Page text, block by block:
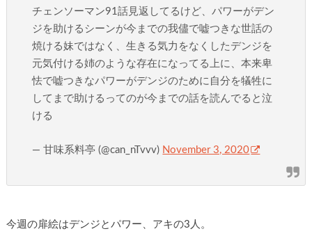
チェンソーマン91話見返してるけど、パワーがデン
ジを助けるシーンが今までの我儘で嘘つきな世話の
焼ける妹ではなく、生きる気力をなくしたデンジを
元気付ける姉のような存在になってる上に、本来卑
怯で嘘つきなパワーがデンジのために自分を犠牲に
してまで助けるってのが今までの話を読んでると泣
ける
— 甘味系料亭 (@can_nTvvv) November 3, 2020
今週の扉絵はデンジとパワー、アキの3人。